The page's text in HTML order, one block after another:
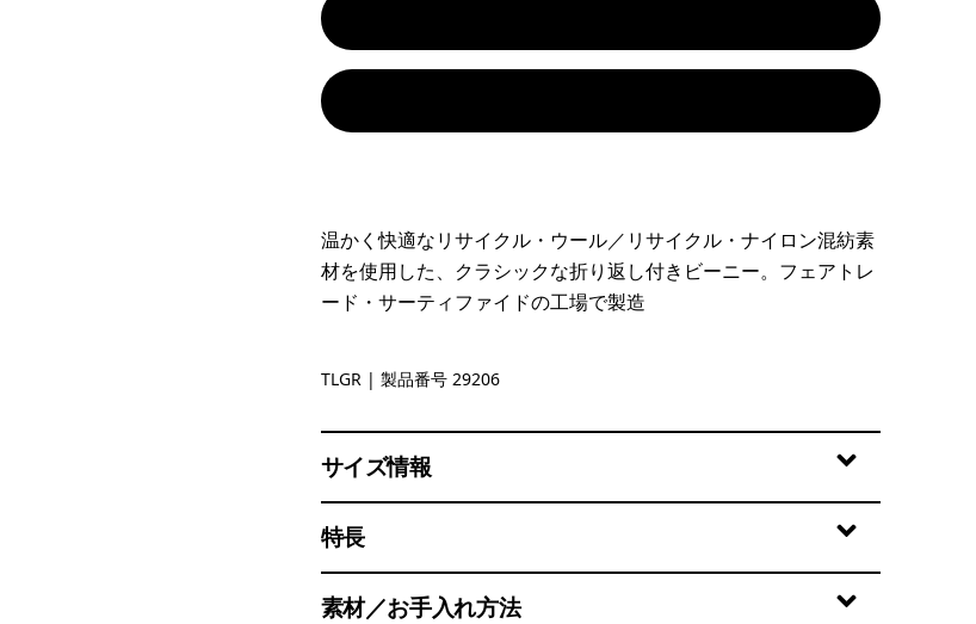
温かく快適なリサイクル・ウール／リサイクル・ナイロン混紡素
材を使用した、クラシックな折り返し付きビーニー。フェアトレ
ード・サーティファイドの工場で製造
Treeline Green
TLGR | 製品番号 29206
サイズ情報
特長
素材／お手入れ方法